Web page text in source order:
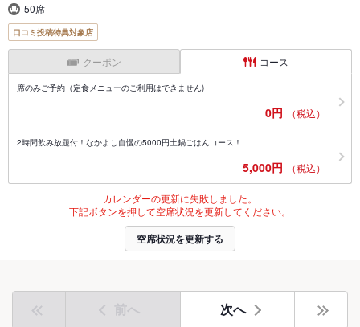
50席
口コミ投稿特典対象店
クーポン コース
席のみご予約（定食メニューのご利用はできません)
0円 （税込）
2時間飲み放題付！なかよし自慢の5000円土鍋ごはんコース！
5,000円 （税込）
カレンダーの更新に失敗しました。
下記ボタンを押して空席状況を更新してください。
空席状況を更新する
前へ 次へ